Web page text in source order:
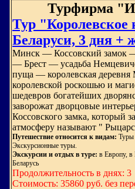
Турфирма
Тур "Королевское
Беларуси, 3 дня +
Минск — Коссовский замок
— Брест — усадьба
пуща — королевская деревня
королевской роскошью и
шедевров богатейших
заворожат дворцовые
Коссовского замка, который
атмосферу называют "
Путешествие относится к видам: Туры
Экскурсионные туры.
Экскурсии и отдых в туре: в Европу, в
Беларусь
Продолжительность в днях: 3
Стоимость: 35860 руб. без